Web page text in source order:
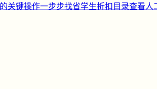
关键操作一步步找省学生折扣目录查看人